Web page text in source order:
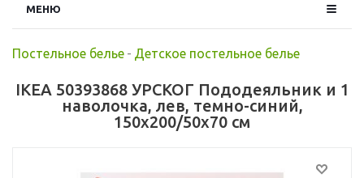
МЕНЮ
Постельное белье - Детское постельное белье
IKEA 50393868 УРСКОГ Пододеяльник и 1
наволочка, лев, темно-синий,
150x200/50x70 см